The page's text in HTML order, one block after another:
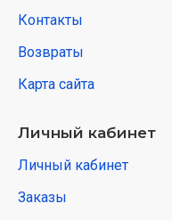
Контакты
Возвраты
Карта сайта
Личный кабинет
Личный кабинет
Заказы